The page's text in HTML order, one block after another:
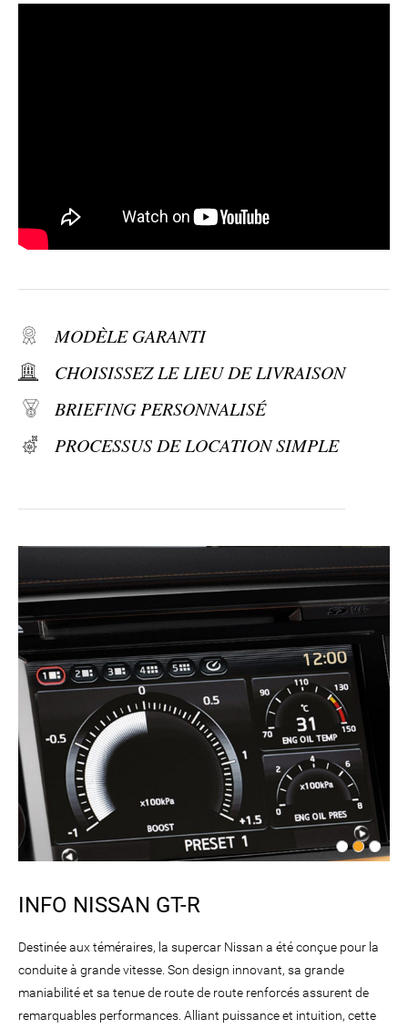
MODÈLE GARANTI
CHOISISSEZ LE LIEU DE LIVRAISON
BRIEFING PERSONNALISÉ
PROCESSUS DE LOCATION SIMPLE
INFO NISSAN GT-R
Destinée aux téméraires, la supercar Nissan a été conçue pour la
conduite à grande vitesse. Son design innovant, sa grande
maniabilité et sa tenue de route de route renforcés assurent de
remarquables performances. Alliant puissance et intuition, cette